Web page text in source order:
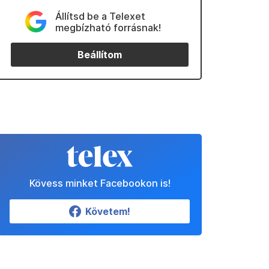
Állítsd be a Telexet
megbízható forrásnak!
Beállítom
Kövess minket Facebookon is!
Követem!